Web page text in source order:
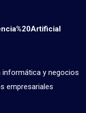
informática y negocios
empresariales